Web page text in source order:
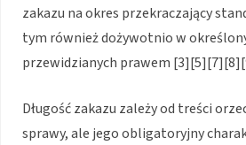
zakazu na okres przekraczający
tym również dożywotnio w
przewidzianych prawem
Długość zakazu zależy od treści
sprawy, ale jego obligatoryjny